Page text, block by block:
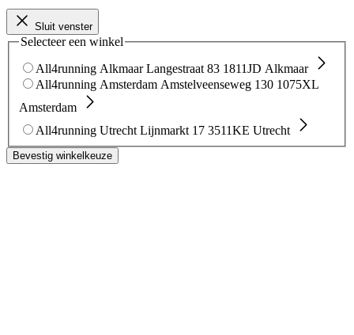
Sluit venster
Selecteer een winkel
All4running Alkmaar Langestraat 83 1811JD Alkmaar
All4running Amsterdam Amstelveenseweg 130 1075XL
Amsterdam
All4running Utrecht Lijnmarkt 17 3511KE Utrecht
Bevestig winkelkeuze